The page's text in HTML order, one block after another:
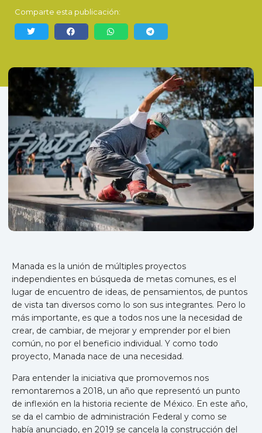
Comparte esta publicación:
Manada es la unión de múltiples proyectos
independientes en búsqueda de metas comunes, es el
lugar de encuentro de ideas, de pensamientos, de puntos
de vista tan diversos como lo son sus integrantes. Pero lo
más importante, es que a todos nos une la necesidad de
crear, de cambiar, de mejorar y emprender por el bien
común, no por el beneficio individual. Y como todo
proyecto, Manada nace de una necesidad.
Para entender la iniciativa que promovemos nos
remontaremos a 2018, un año que representó un punto
de inflexión en la historia reciente de México. En este año,
se da el cambio de administración Federal y como se
había anunciado, en 2019 se cancela la construcción del